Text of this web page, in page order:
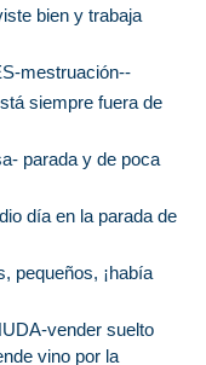
bien y trabaja
mestruación--
siempre fuera de
parada y de poca
día en la parada de
pequeños, ¡había
vender suelto
vino por la